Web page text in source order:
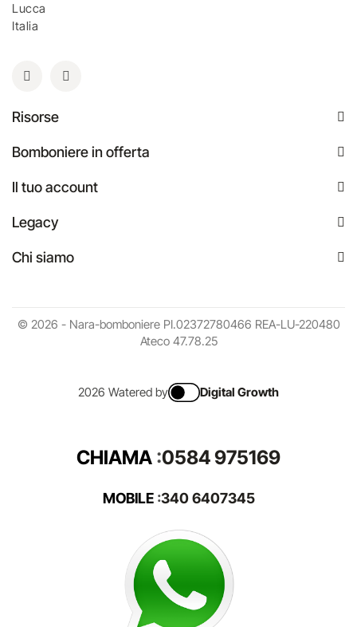
Lucca
Italia
Risorse
Bomboniere in offerta
Il tuo account
Legacy
Chi siamo
© 2026 - Nara-bomboniere PI.02372780466 REA-LU-220480
Ateco 47.78.25
2026 Watered by Digital Growth
CHIAMA :0584 975169
MOBILE:340 6407345